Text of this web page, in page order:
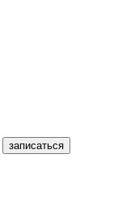
записаться